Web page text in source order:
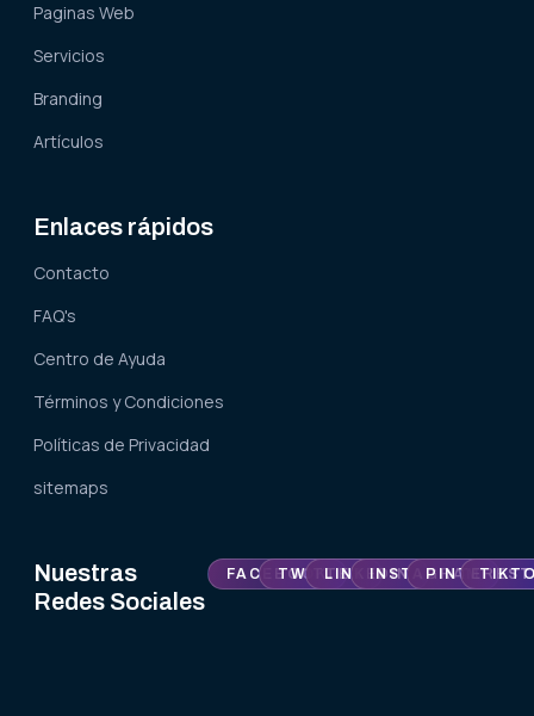
Paginas Web
Servicios
Branding
Artículos
Enlaces rápidos
Contacto
FAQ's
Centro de Ayuda
Términos y Condiciones
Políticas de Privacidad
sitemaps
Nuestras
Redes Sociales
FACEBOOK
TWITTERLINKEDININSTAGRAMPINTEREST